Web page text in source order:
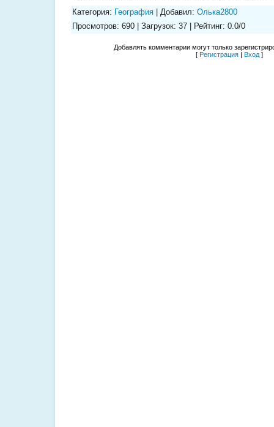
Категория: География Добавил: Олька2800
Просмотров: 690 Загрузок: 37 Рейтинг: 0.0/0
Добавлять комментарии могут только
[ Регистрация | Вход ]